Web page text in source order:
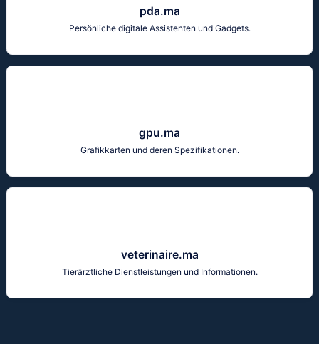
pda.ma
Persönliche digitale Assistenten und Gadgets.
gpu.ma
Grafikkarten und deren Spezifikationen.
veterinaire.ma
Tierärztliche Dienstleistungen und Informationen.